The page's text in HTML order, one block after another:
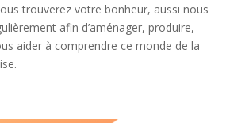
trouverez votre bonheur, aussi nous
afin d’aménager, produire,
aider à comprendre ce monde de la